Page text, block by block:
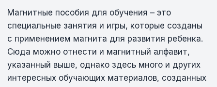
Магнитные пособия для обучения – это
специальные занятия и игры, которые созданы
с применением магнита для развития ребенка.
Сюда можно отнести и магнитный алфавит,
указанный выше, однако здесь много и других
интересных обучающих материалов, созданных